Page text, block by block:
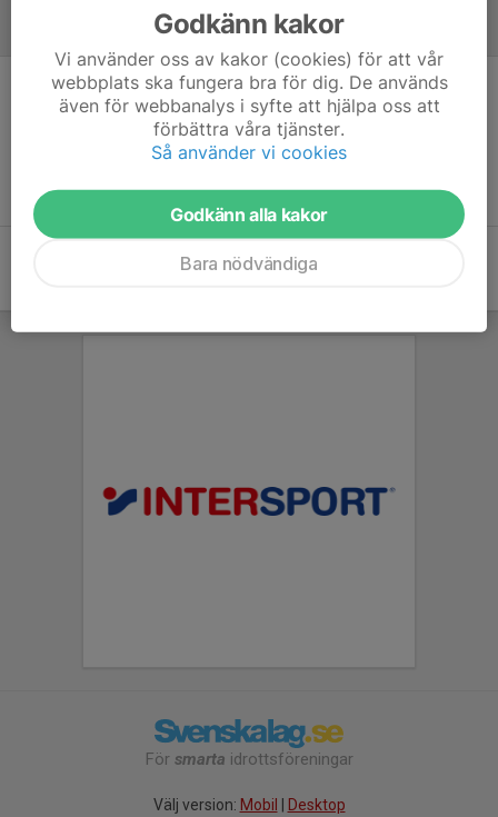
Inget referat skrivet
För smarta idrottsföreningar
Välj version: Mobil Desktop
Godkänn kakor
Vi använder oss av kakor (cookies) för att vår
webbplats ska fungera bra för dig. De används
även för webbanalys i syfte att hjälpa oss att
förbättra våra tjänster.
Så använder vi cookies
Godkänn alla kakor
Bara nödvändiga